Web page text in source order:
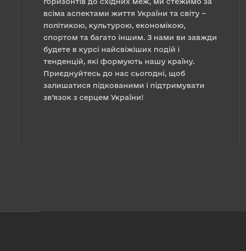
всіма аспектами життя України та світу –
політикою, культурою, економікою,
спортом та багато іншим. З нами ви завжди
будете в курсі найсвіжіших подій і
тенденцій, які формують нашу країну.
Приєднуйтесь до нас сьогодні, щоб
залишатися підкованими і підтримувати
зв’язок з серцем України!